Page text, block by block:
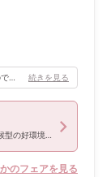
どうしても階段からの再入場演出がしたいと考えていたので、直線階段の途中に踊り場がある会場は、私たちの理想にぴったりでした。これが式場を選んだ大きなポイントのひとつでもあります。 去年に一部改装された会場のため、統一感のある雰囲気になっていて、どんなテーマカラーにも馴染みやすい空間でした。高砂は、ソファ席とテーブル席で選ぶことができます。 続きを見る
＼MAX160万優待&1.5万QUO／駅3分＆全天候型の好環境！白亜チャペル×貸切邸宅×大阪唯一の映像演出！黒毛和牛4万試食付
のフェアを見る